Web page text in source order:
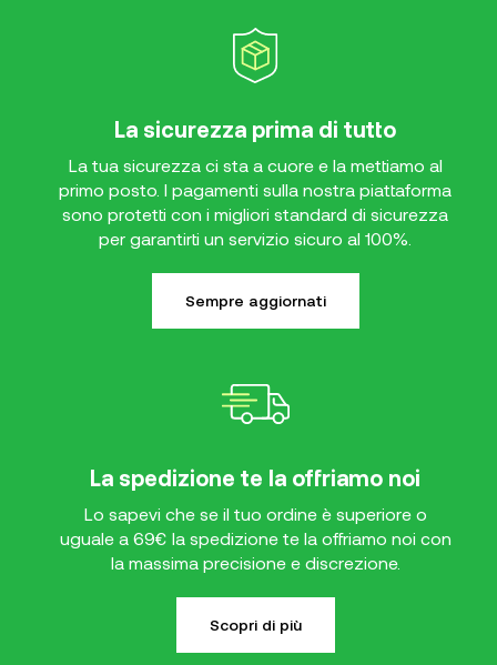
La sicurezza prima di tutto
La tua sicurezza ci sta a cuore e la mettiamo al
primo posto. I pagamenti sulla nostra piattaforma
sono protetti con i migliori standard di sicurezza
per garantirti un servizio sicuro al 100%.
Sempre aggiornati
La spedizione te la offriamo noi
Lo sapevi che se il tuo ordine è superiore o
uguale a 69€ la spedizione te la offriamo noi con
la massima precisione e discrezione.
Scopri di più